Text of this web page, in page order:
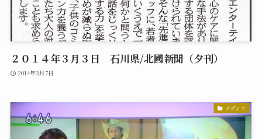
２０１４年３月３日 石川県/北國新聞（夕刊）
2014年3月7日
メディア